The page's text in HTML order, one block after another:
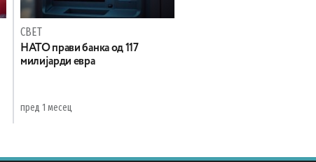
СВЕТ
НАТО прави банка од 117
милијарди евра
пред 1 месец